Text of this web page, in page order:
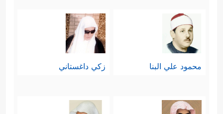
محمود علي البنا زكي داغستاني